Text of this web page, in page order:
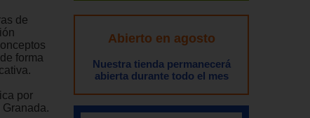
de
forma
por
Abierto en agosto
Nuestra tienda permanecerá
abierta durante todo el mes